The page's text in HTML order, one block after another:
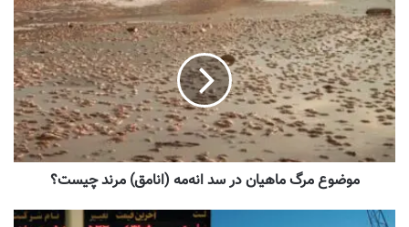
موضوع مرگ ماهیان در سد انه‌مه (انامق) مرند چیست؟